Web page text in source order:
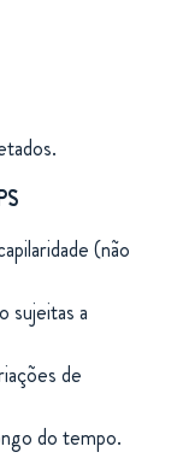
(não
sujeitas a
de
do tempo.